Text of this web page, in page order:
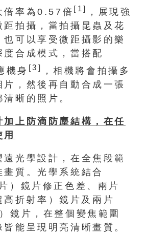
倍率為0.57倍 [1]
，展現強
距拍攝，當拍攝昆蟲及花
也可以享受微距攝影的樂
度合成模式，當搭配
機身 [3]
，相機將會拍攝多
，然後再自動合成一張
晰的照片。
加上防滴防塵結構，在任
遠光學設計，在全焦段範
畫質。光學系統結合
）鏡片修正色差、兩片
折射率）鏡片及兩片
鏡片，在整個變焦範圍
能呈現明亮清晰畫質。